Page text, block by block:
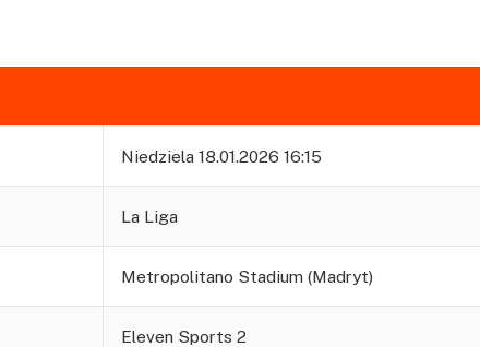
Niedziela 18.01.2026 16:15
La Liga
Metropolitano Stadium (Madryt)
Eleven Sports 2